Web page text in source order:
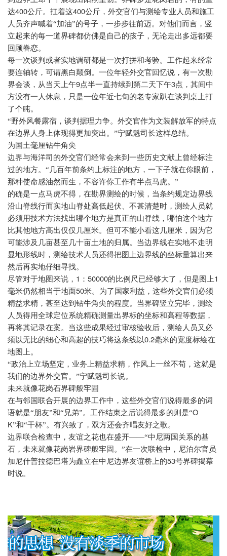
达400公斤。扛着这400公斤，外交官们与测绘专业人员和施工
人员齐声喊着“加油”的号子，一步步往前迈。对他们而言，竖
立起来的每一道界碑都仿佛是自己的孩子，无论走出多远都要
回顾眷恋。
每一次谈判或者实地调研都是一次打拼和考验。工作起来经常
要连轴转，可谓黑白颠倒。一位年轻外交官回忆说，有一次勘
界会谈，从当天上午9点半一直持续到第二天下午3点，其间中
方没有一人休息，只是一位年近七旬的老专家趴在谈判桌上打
了个盹。
“野外风餐露宿，谈判据理力争。外交官作为文装解放军的特点
在边界人身上体现得更加突出。”宁赋魁司长这样总结。
为国土毫厘钻牛角尖
边界与海洋司的外交官们经常会来到一些历史文献上曾经标注
过的地方。“几百年前条约上标注的地方，一下子就在你眼前，
那种使命感油然而生，不容许你工作有半点马虎。”
的确是一点马虎不得，在勘界测绘的时候，当条约规定边界线
沿山脊线行而实地山脊处高低起伏、不甚清楚时，测绘人员就
必须用技术方法找出哪个地方是真正的山脊线，哪怕这个地方
比其他地方高出仅仅几厘米。但可不能小看这几厘米，因为它
可能涉及几亩甚至几十亩土地的归属。当边界线在实地不走明
显地形线时，测绘技术人员还得把图上边界线的坐标量算出来
然后再实地仔细寻找。
尽管对于地图来说， 1 ： 50000的比例尺已经够大了，但是图上1
毫米仍然相当于地面50米。为了国家利益，这些外交官们必须
精益求精，甚至达到钻牛角尖的程度。当界碑竖立完毕，测绘
人员得用全球定位系统精确测量出界标的坐标和高程等数据，
再将其记录在案。当这些成果经过审核验收后，测绘人员又必
须以无比的细心和高超的技巧将这条线以0.2毫米的宽度标绘在
地图上。
“政治上立场坚定，业务上精益求精，作风上一丝不苟，这就是
我们的边界外交官。”宁赋魁司长说。
未来就像花岗石界碑般牢固
在与邻国联合开展的边界工作中，这些外交官们说得最多的词
语就是“朋友”和“兄弟”。工作结束之后说得最多的则是“O
K”和“干杯”。有兴致了，双方还会齐唱友好之歌。
边界联合检查中，友谊之花也在盛开——“中尼两国关系的基
石，未来就像花岗岩界碑般牢固。”在一次联检中，尼泊尔官员
加尼什普拉德巴塔为矗立在中尼边界友谊桥上的53号界碑揭幕
时说。